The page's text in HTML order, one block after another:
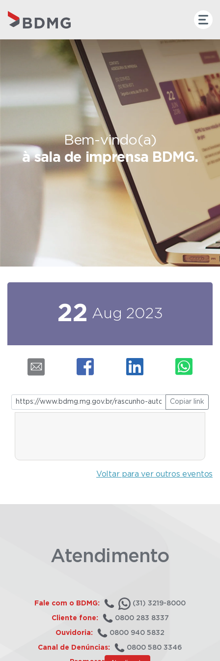
Bem-vindo(a)
à sala de imprensa BDMG.
22 Aug 2023
Copiar link
Voltar para ver outros eventos
Atendimento
Fale com o BDMG: (31) 3219-8000
Cliente fone: 0800 283 8337
Ouvidoria: 0800 940 5832
Canal de Denúncias: 0800 580 3346